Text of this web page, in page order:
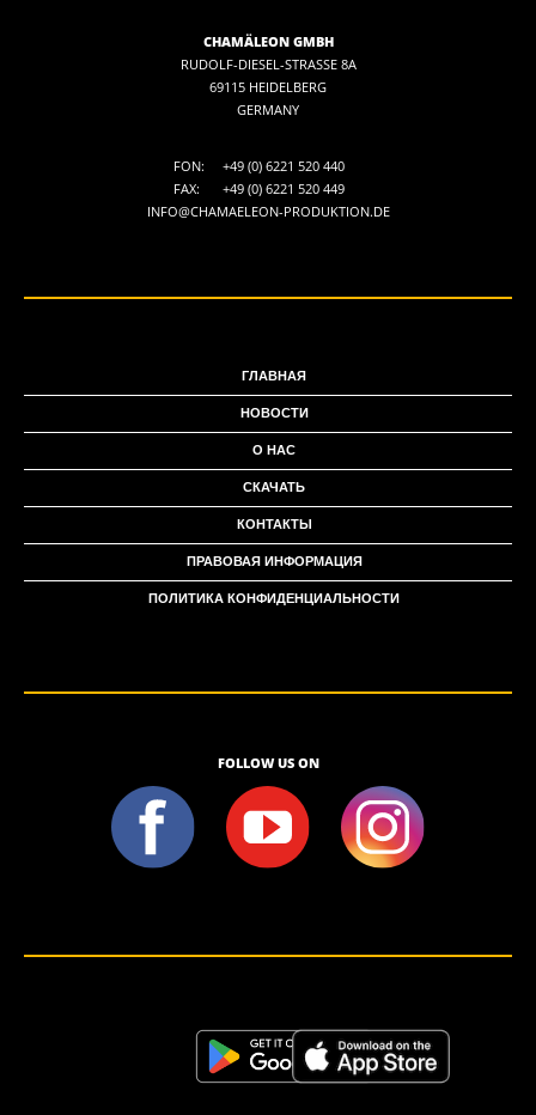
CHAMÄLEON GMBH
RUDOLF-DIESEL-STRASSE 8A
69115 HEIDELBERG
GERMANY
FON:
+49 (0) 6221 520 440
FAX:
+49 (0) 6221 520 449
INFO@CHAMAELEON-PRODUKTION.DE
ГЛАВНАЯ
НОВОСТИ
О НАС
СКАЧАТЬ
КОНТАКТЫ
ПРАВОВАЯ ИНФОРМАЦИЯ
ПОЛИТИКА КОНФИДЕНЦИАЛЬНОСТИ
FOLLOW US ON